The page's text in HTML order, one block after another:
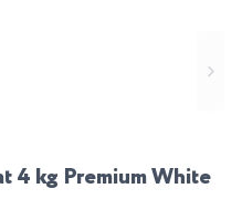
4 kg Premium White